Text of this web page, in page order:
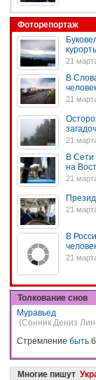
Фоторепортаж
21
В
21
21
В Сети
на
21
21
В
21
Толкование снов
Муравьед
(Сонник Дениз
Стремление быть
Многие пишут